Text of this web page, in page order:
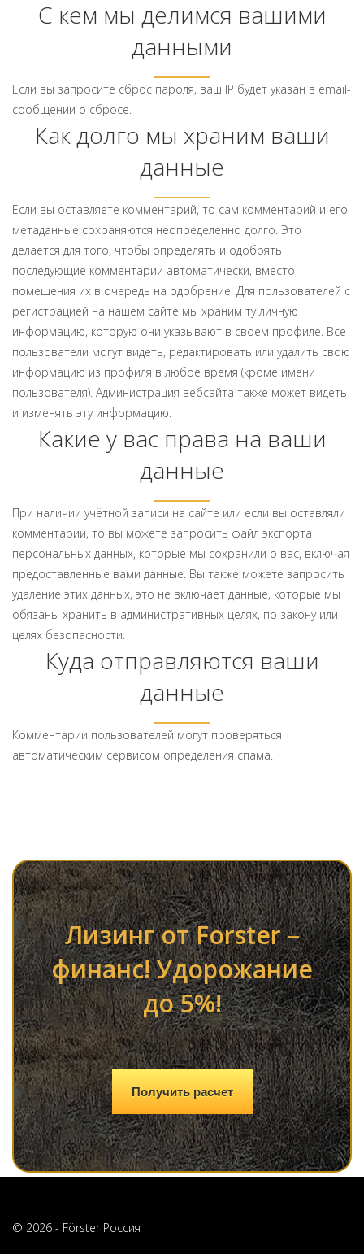
С кем мы делимся вашими
данными
Если вы запросите сброс пароля, ваш IP будет указан в email-
сообщении о сбросе.
Как долго мы храним ваши
данные
Если вы оставляете комментарий, то сам комментарий и его
метаданные сохраняются неопределенно долго. Это
делается для того, чтобы определять и одобрять
последующие комментарии автоматически, вместо
помещения их в очередь на одобрение. Для пользователей с
регистрацией на нашем сайте мы храним ту личную
информацию, которую они указывают в своем профиле. Все
пользователи могут видеть, редактировать или удалить свою
информацию из профиля в любое время (кроме имени
пользователя). Администрация вебсайта также может видеть
и изменять эту информацию.
Какие у вас права на ваши
данные
При наличии учётной записи на сайте или если вы оставляли
комментарии, то вы можете запросить файл экспорта
персональных данных, которые мы сохранили о вас, включая
предоставленные вами данные. Вы также можете запросить
удаление этих данных, это не включает данные, которые мы
обязаны хранить в административных целях, по закону или
целях безопасности.
Куда отправляются ваши
данные
Комментарии пользователей могут проверяться
автоматическим сервисом определения спама.
Лизинг от Forster –
финанс! Удорожание
до 5%!
Получить расчет
© 2026 - Förster Россия